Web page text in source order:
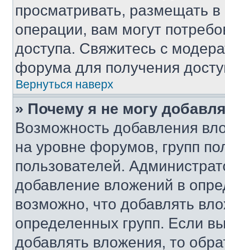
просматривать, размещать
операции, вам могут
доступа. Свяжитесь с
форума для получения
Вернуться наверх
» Почему я не могу
Возможность добавления
на уровне форумов, групп
пользователей.
добавление вложений в
возможно, что добавлять
определенных групп. Если
добавлять вложения, то